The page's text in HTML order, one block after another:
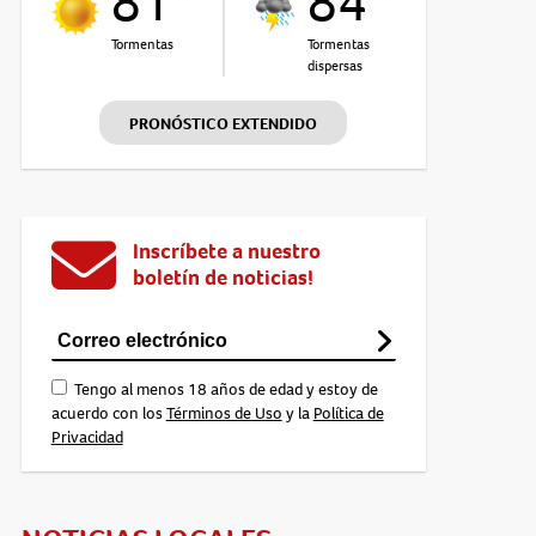
Tormentas
Tormentas
dispersas
PRONÓSTICO EXTENDIDO
Inscríbete a nuestro
boletín de noticias!
Tengo al menos 18 años de edad y estoy de
acuerdo con losTérminos de Uso y la Política de
Privacidad